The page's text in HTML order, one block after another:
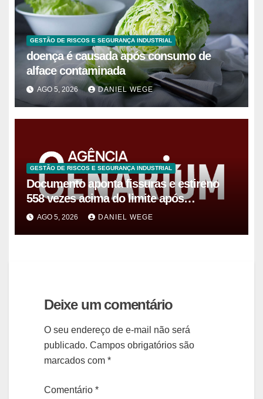
GESTÃO DE RISCOS E SEGURANÇA INDUSTRIAL
doença é causada após consumo de
alface contaminada
AGO 5, 2026 DANIEL WEGE
GESTÃO DE RISCOS E SEGURANÇA INDUSTRIAL
Documento aponta fissuras e estireno
558 vezes acima do limite após
vazamento em Manaus
AGO 5, 2026 DANIEL WEGE
Deixe um comentário
O seu endereço de e-mail não será
publicado. Campos obrigatórios são
marcados com *
Comentário *